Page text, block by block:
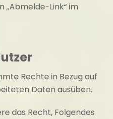
„Abmelde-Link“ im
Rechte in Bezug auf
Daten ausüben.
das Recht, Folgendes